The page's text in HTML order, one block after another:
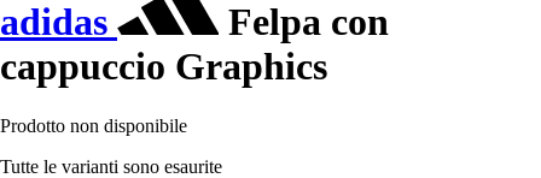
adidas
Felpa con
cappuccio Graphics
Prodotto non disponibile
Tutte le varianti sono esaurite